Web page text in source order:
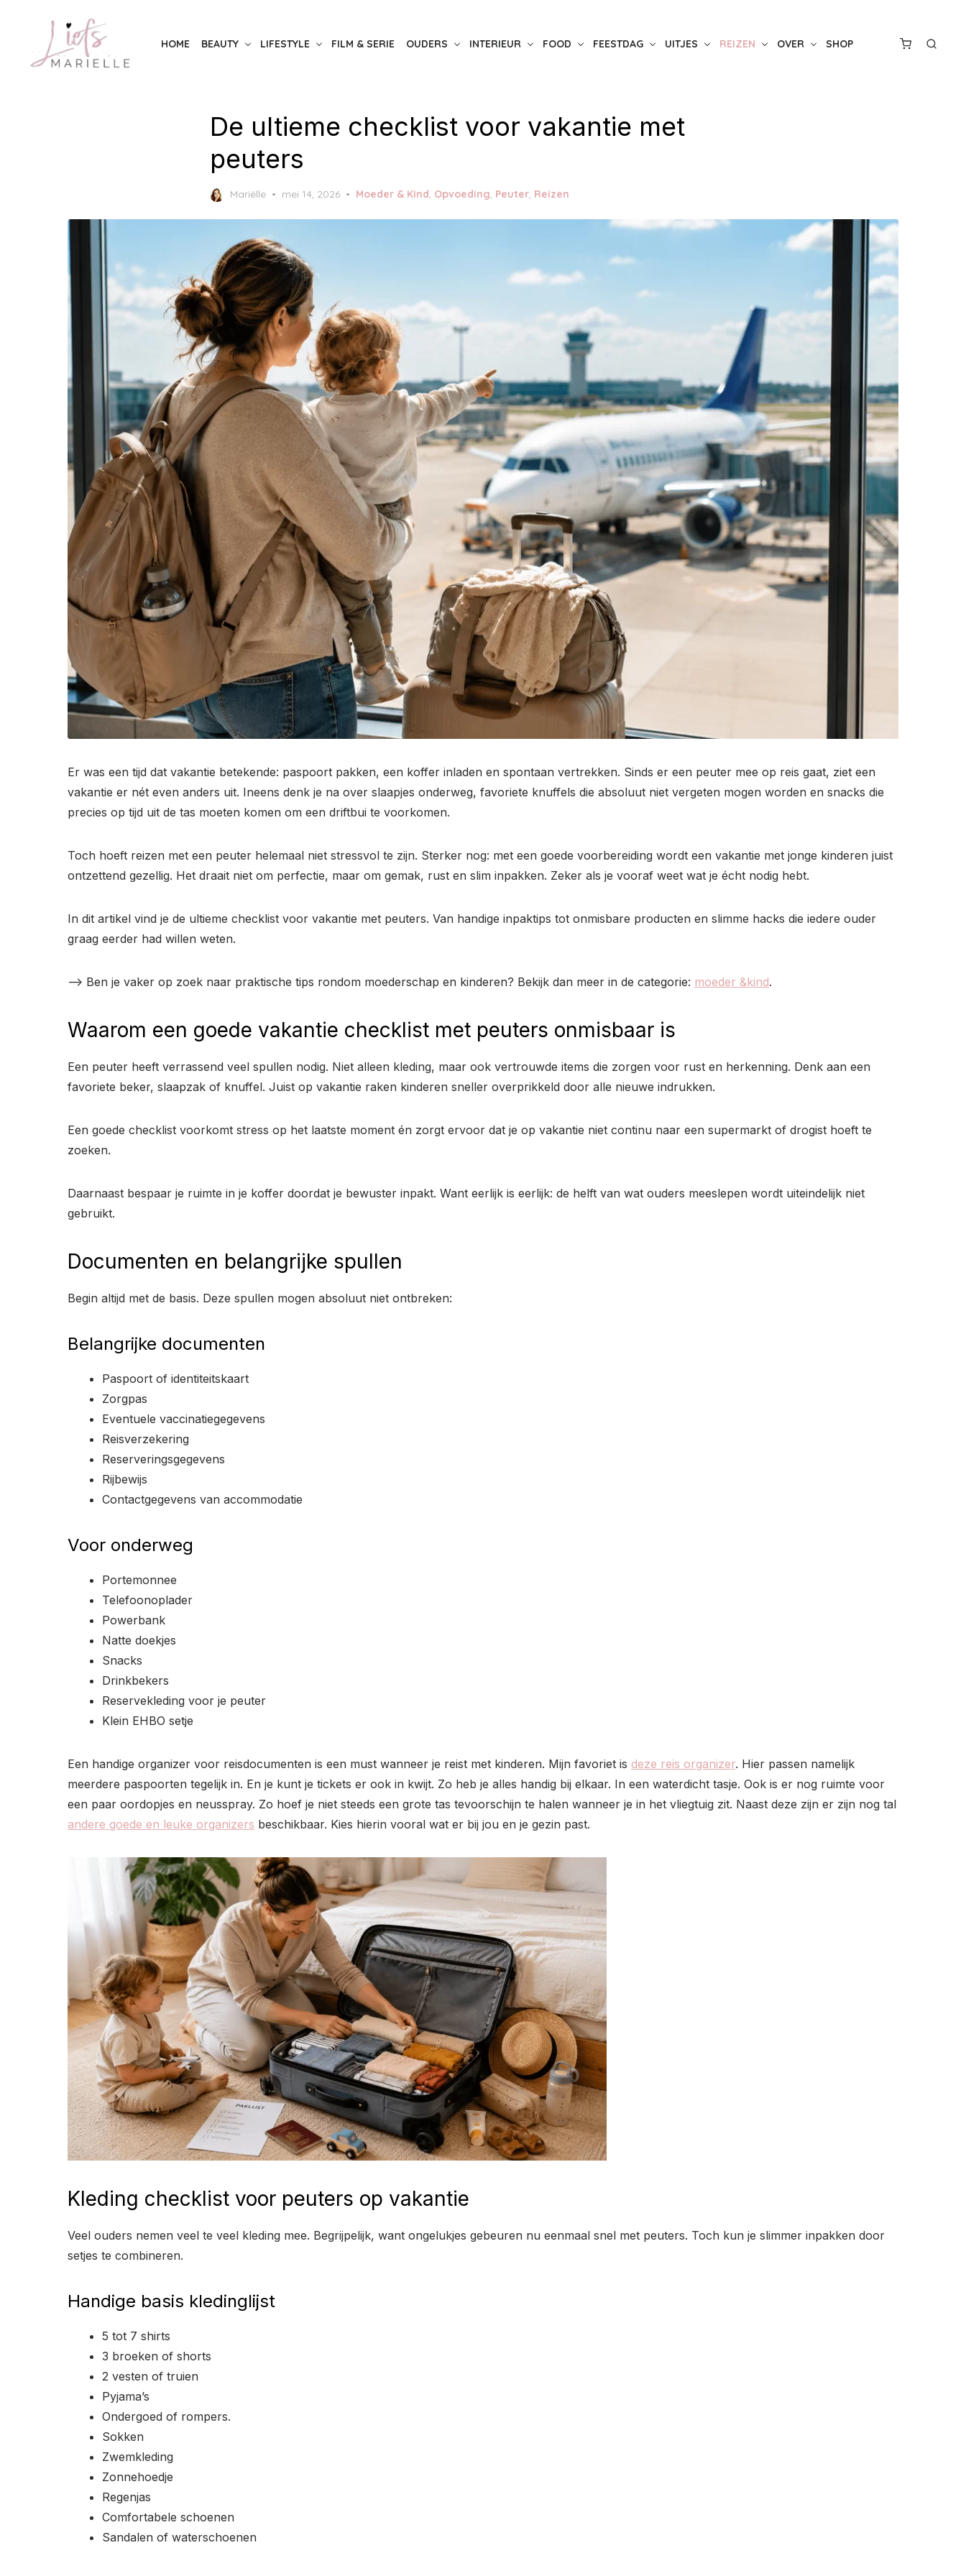
content
HOME BEAUTY LIFESTYLE FILM & SERIE OUDERS INTERIEUR FOOD FEESTDAG UITJES REIZEN OVER SHOP
De ultieme checklist voor vakantie met
peuters
Mariëlle
Posted
mei 14, 2026 Moeder & Kind Opvoeding Peuter Reizen
Er was een tijd dat vakantie betekende: paspoort pakken, een koffer inladen en spontaan vertrekken. Sinds er een peuter mee op reis gaat, ziet een
vakantie er nét even anders uit. Ineens denk je na over slaapjes onderweg, favoriete knuffels die absoluut niet vergeten mogen worden en snacks die
precies op tijd uit de tas moeten komen om een driftbui te voorkomen.
Toch hoeft reizen met een peuter helemaal niet stressvol te zijn. Sterker nog: met een goede voorbereiding wordt een vakantie met jonge kinderen juist
ontzettend gezellig. Het draait niet om perfectie, maar om gemak, rust en slim inpakken. Zeker als je vooraf weet wat je écht nodig hebt.
In dit artikel vind je de ultieme checklist voor vakantie met peuters. Van handige inpaktips tot onmisbare producten en slimme hacks die iedere ouder
graag eerder had willen weten.
–> Ben je vaker op zoek naar praktische tips rondom moederschap en kinderen? Bekijk dan meer in de categorie: moeder &kind.
Waarom een goede vakantie checklist met peuters onmisbaar is
Een peuter heeft verrassend veel spullen nodig. Niet alleen kleding, maar ook vertrouwde items die zorgen voor rust en herkenning. Denk aan een
favoriete beker, slaapzak of knuffel. Juist op vakantie raken kinderen sneller overprikkeld door alle nieuwe indrukken.
Een goede checklist voorkomt stress op het laatste moment én zorgt ervoor dat je op vakantie niet continu naar een supermarkt of drogist hoeft te
zoeken.
Daarnaast bespaar je ruimte in je koffer doordat je bewuster inpakt. Want eerlijk is eerlijk: de helft van wat ouders meeslepen wordt uiteindelijk niet
gebruikt.
Documenten en belangrijke spullen
Begin altijd met de basis. Deze spullen mogen absoluut niet ontbreken:
Belangrijke documenten
Paspoort of identiteitskaart
Zorgpas
Eventuele vaccinatiegegevens
Reisverzekering
Reserveringsgegevens
Rijbewijs
Contactgegevens van accommodatie
Voor onderweg
Portemonnee
Telefoonoplader
Powerbank
Natte doekjes
Snacks
Drinkbekers
Reservekleding voor je peuter
Klein EHBO setje
Een handige organizer voor reisdocumenten is een must wanneer je reist met kinderen. Mijn favoriet is deze reis organizer. Hier passen namelijk
meerdere paspoorten tegelijk in. En je kunt je tickets er ook in kwijt. Zo heb je alles handig bij elkaar. In een waterdicht tasje. Ook is er nog ruimte voor
een paar oordopjes en neusspray. Zo hoef je niet steeds een grote tas tevoorschijn te halen wanneer je in het vliegtuig zit. Naast deze zijn er zijn nog tal
andere goede en leuke organizers beschikbaar. Kies hierin vooral wat er bij jou en je gezin past.
Kleding checklist voor peuters op vakantie
Veel ouders nemen veel te veel kleding mee. Begrijpelijk, want ongelukjes gebeuren nu eenmaal snel met peuters. Toch kun je slimmer inpakken door
setjes te combineren.
Handige basis kledinglijst
5 tot 7 shirts
3 broeken of shorts
2 vesten of truien
Pyjama’s
Ondergoed of rompers.
Sokken
Zwemkleding
Zonnehoedje
Regenjas
Comfortabele schoenen
Sandalen of waterschoenen